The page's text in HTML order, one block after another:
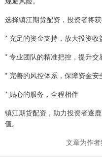
选择镇江期货配资，投资者将获
* 充足的资金支持，放大投资收
* 专业团队的精准把控，提升交
* 完善的风控体系，保障资金安
* 贴心的服务，全程相伴
镇江期货配资，助力投资者逐
值。
文章为作